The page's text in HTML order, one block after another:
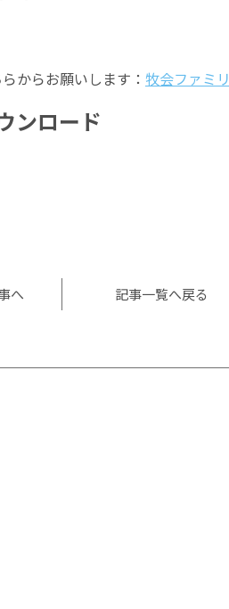
からお願いします： 牧会ファミ
ンロード
へ 記事一覧へ戻る